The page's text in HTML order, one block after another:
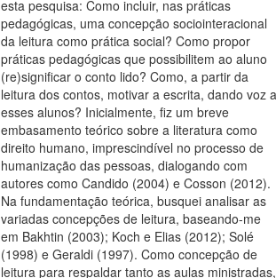
esta pesquisa: Como incluir, nas práticas
pedagógicas, uma concepção sociointeracional
da leitura como prática social? Como propor
práticas pedagógicas que possibilitem ao aluno
(re)significar o conto lido? Como, a partir da
leitura dos contos, motivar a escrita, dando voz a
esses alunos? Inicialmente, fiz um breve
embasamento teórico sobre a literatura como
direito humano, imprescindível no processo de
humanização das pessoas, dialogando com
autores como Candido (2004) e Cosson (2012).
Na fundamentação teórica, busquei analisar as
variadas concepções de leitura, baseando-me
em Bakhtin (2003); Koch e Elias (2012); Solé
(1998) e Geraldi (1997). Como concepção de
leitura para respaldar tanto as aulas ministradas,